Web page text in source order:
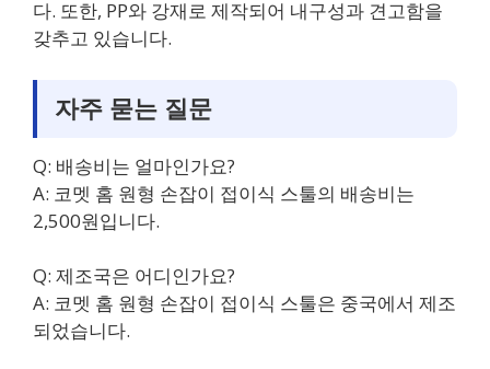
다. 또한, PP와 강재로 제작되어 내구성과 견고함을
갖추고 있습니다.
자주 묻는 질문
Q: 배송비는 얼마인가요?
A: 코멧 홈 원형 손잡이 접이식 스툴의 배송비는
2,500원입니다.
Q: 제조국은 어디인가요?
A: 코멧 홈 원형 손잡이 접이식 스툴은 중국에서 제조
되었습니다.